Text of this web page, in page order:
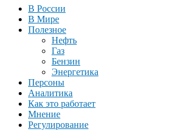
В России
В Мире
Полезное
Нефть
Газ
Бензин
Энергетика
Персоны
Аналитика
Как это работает
Мнение
Регулирование